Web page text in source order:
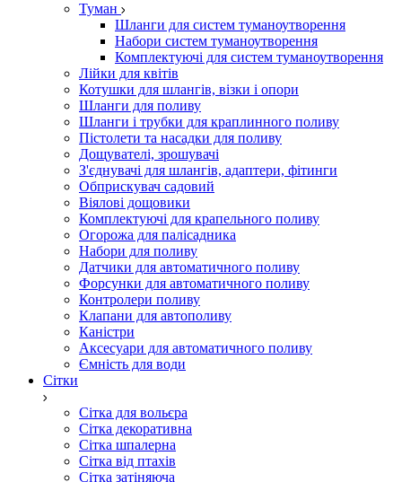
Туман
Шланги для систем туманоутворення
Набори систем туманоутворення
Комплектуючі для систем туманоутворення
Лійки для квітів
Котушки для шлангів, візки і опори
Шланги для поливу
Шланги і трубки для краплинного поливу
Пістолети та насадки для поливу
Дощувателі, зрошувачі
З'єднувачі для шлангів, адаптери, фітинги
Обприскувач садовий
Віялові дощовики
Комплектуючі для крапельного поливу
Огорожа для палісадника
Набори для поливу
Датчики для автоматичного поливу
Форсунки для автоматичного поливу
Контролери поливу
Клапани для автополиву
Каністри
Аксесуари для автоматичного поливу
Ємність для води
Сітки
Сітка для вольєра
Сітка декоративна
Сітка шпалерна
Сітка від птахів
Сітка затіняюча